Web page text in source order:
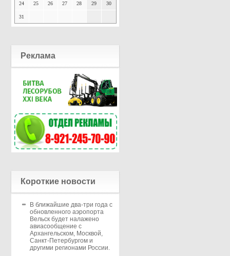
24 25 26 27 28 29 30
31
Реклама
Короткие новости
В ближайшие два-три года с
обновленного аэропорта
Вельск будет налажено
авиасообщение с
Архангельском, Москвой,
Санкт-Петербургом и
другими регионами России.